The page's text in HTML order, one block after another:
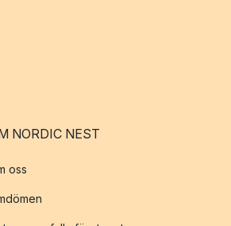
NORDIC NEST
oss